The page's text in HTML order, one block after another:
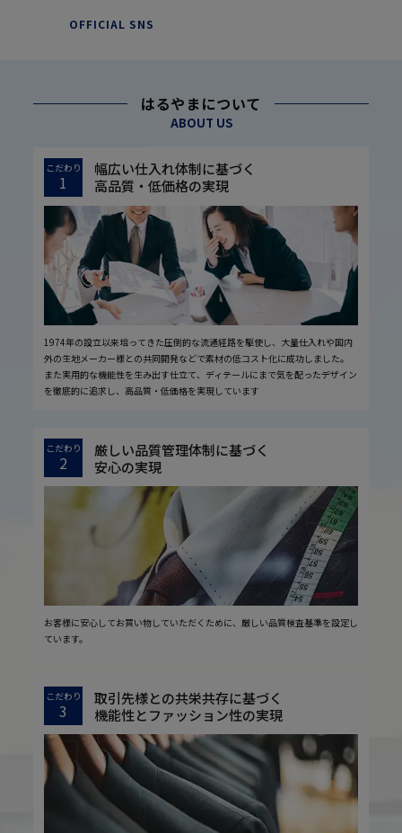
OFFICIAL SNS
はるやまについて
ABOUT US
こだわり
1
幅広い仕入れ体制に基づく
高品質・低価格の実現
1974年の設立以来培ってきた圧倒的な流通経路を駆使し、大量仕入れや国内
外の生地メーカー様との共同開発などで素材の低コスト化に成功しました。
また実用的な機能性を生み出す仕立て、ディテールにまで気を配ったデザイン
を徹底的に追求し、高品質・低価格を実現しています
こだわり
2
厳しい品質管理体制に基づく
安心の実現
お客様に安心してお買い物していただくために、厳しい品質検査基準を設定し
ています。
こだわり
3
取引先様との共栄共存に基づく
機能性とファッション性の実現